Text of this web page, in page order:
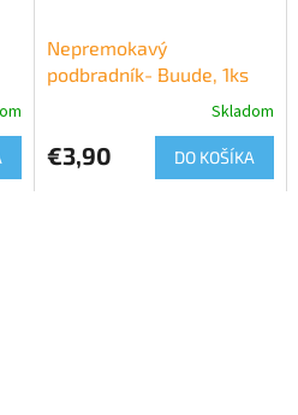
Nepremokavý
podbradník- Buude, 1ks
Skladom
€3,90 DO KOŠÍKA